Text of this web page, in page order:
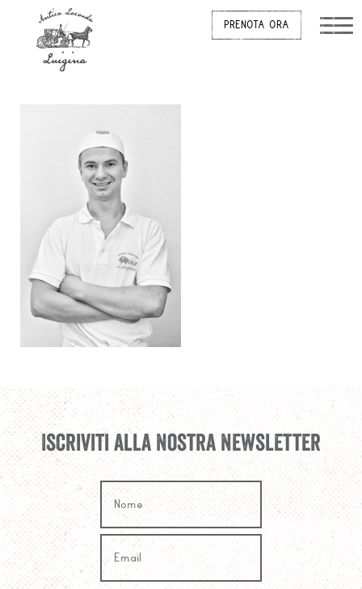
PRENOTA ORA
Iscriviti alla nostra newsletter